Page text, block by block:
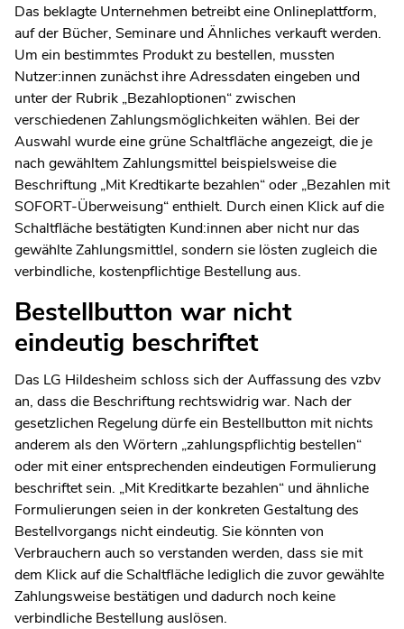
Das beklagte Unternehmen betreibt eine Onlineplattform,
auf der Bücher, Seminare und Ähnliches verkauft werden.
Um ein bestimmtes Produkt zu bestellen, mussten
Nutzer:innen zunächst ihre Adressdaten eingeben und
unter der Rubrik „Bezahloptionen“ zwischen
verschiedenen Zahlungsmöglichkeiten wählen. Bei der
Auswahl wurde eine grüne Schaltfläche angezeigt, die je
nach gewähltem Zahlungsmittel beispielsweise die
Beschriftung „Mit Kredtikarte bezahlen“ oder „Bezahlen mit
SOFORT-Überweisung“ enthielt. Durch einen Klick auf die
Schaltfläche bestätigten Kund:innen aber nicht nur das
gewählte Zahlungsmittlel, sondern sie lösten zugleich die
verbindliche, kostenpflichtige Bestellung aus.
Bestellbutton war nicht
eindeutig beschriftet
Das LG Hildesheim schloss sich der Auffassung des vzbv
an, dass die Beschriftung rechtswidrig war. Nach der
gesetzlichen Regelung dürfe ein Bestellbutton mit nichts
anderem als den Wörtern „zahlungspflichtig bestellen“
oder mit einer entsprechenden eindeutigen Formulierung
beschriftet sein. „Mit Kreditkarte bezahlen“ und ähnliche
Formulierungen seien in der konkreten Gestaltung des
Bestellvorgangs nicht eindeutig. Sie könnten von
Verbrauchern auch so verstanden werden, dass sie mit
dem Klick auf die Schaltfläche lediglich die zuvor gewählte
Zahlungsweise bestätigen und dadurch noch keine
verbindliche Bestellung auslösen.